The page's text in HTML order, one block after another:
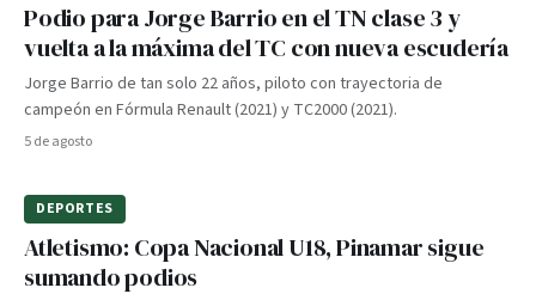
Podio para Jorge Barrio en el TN clase 3 y
vuelta a la máxima del TC con nueva escudería
Jorge Barrio de tan solo 22 años, piloto con trayectoria de
campeón en Fórmula Renault (2021) y TC2000 (2021).
5 de agosto
DEPORTES
Atletismo: Copa Nacional U18, Pinamar sigue
sumando podios